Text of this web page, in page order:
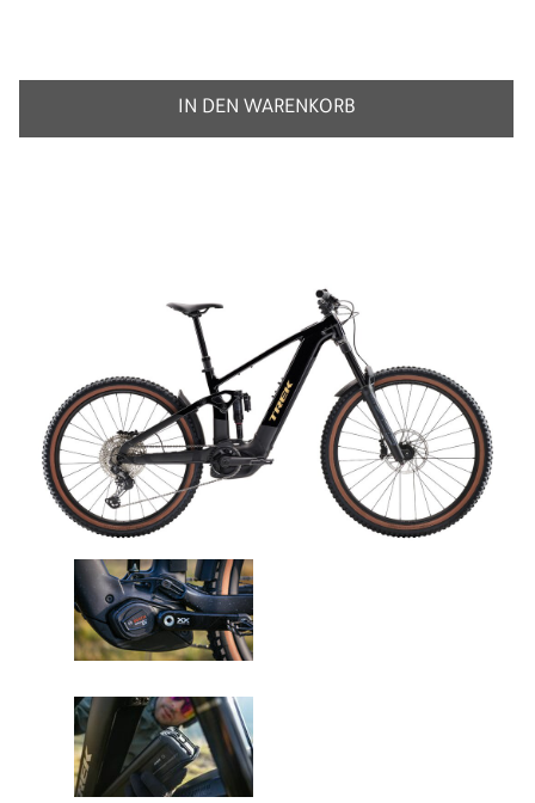
IN DEN WARENKORB